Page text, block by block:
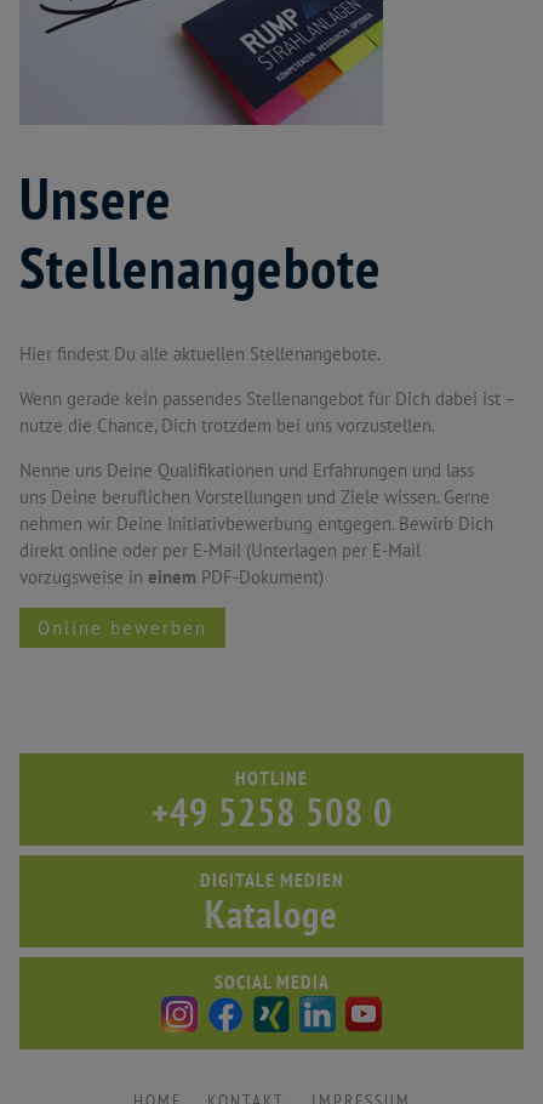
Unsere
Stellenangebote
Hier findest Du alle aktuellen Stellenangebote.
Wenn gerade kein passendes Stellenangebot für Dich dabei ist –
nutze die Chance, Dich trotzdem bei uns vorzustellen.
Nenne uns Deine Qualifikationen und Erfahrungen und lass
uns Deine beruflichen Vorstellungen und Ziele wissen. Gerne
nehmen wir Deine Initiativbewerbung entgegen. Bewirb Dich
direkt online oder per E-Mail (Unterlagen per E-Mail
vorzugsweise in einem PDF-Dokument)
Online bewerben
HOTLINE
+49 5258 508 0
DIGITALE MEDIEN
Kataloge
SOCIAL MEDIA